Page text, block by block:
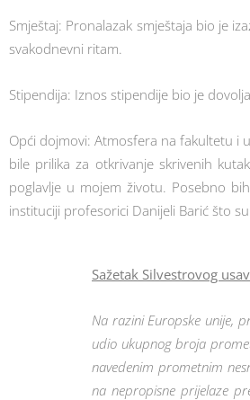
Smještaj: Pronalazak smještaja bio je
svakodnevni ritam.
Stipendija: Iznos stipendije bio je
Opći dojmovi: Atmosfera na fakultetu i
bile prilika za otkrivanje skrivenih
poglavlje u mojem životu. Posebno
instituciji profesorici Danijeli Barić što
Sažetak Silvestrovog
Na razini Europske unije,
udio ukupnog broja
navedenim prometnim
na nepropisne prijelaze